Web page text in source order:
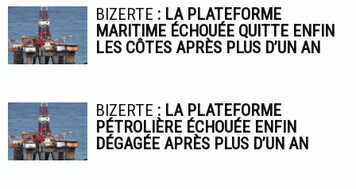
BIZERTE : LA PLATEFORME
MARITIME ÉCHOUÉE QUITTE ENFIN
LES CÔTES APRÈS PLUS D’UN AN
BIZERTE : LA PLATEFORME
PÉTROLIÈRE ÉCHOUÉE ENFIN
DÉGAGÉE APRÈS PLUS D’UN AN